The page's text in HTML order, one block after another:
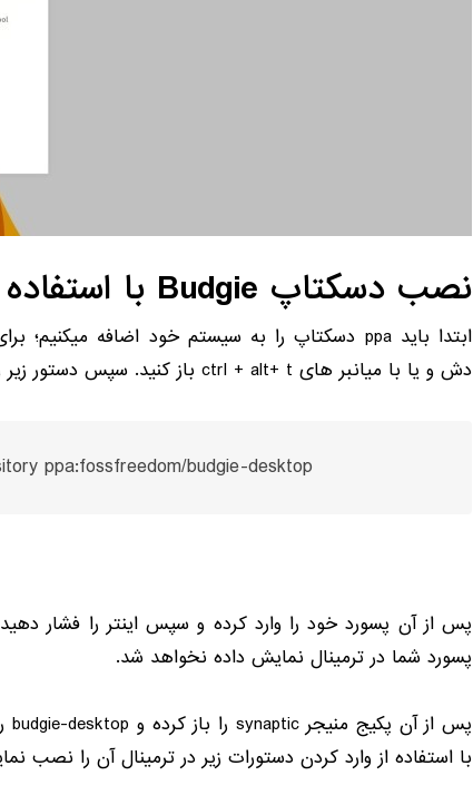
نصب دسکتاپ Budgie با استفاده
ابتدا بایدppa دسکتاپ را به سیستم خود اضافه میکنیم؛ برای
دش و یا با میانبر های ctrl + alt+ t باز کنید. سپس دستور زیر
ppa:fossfreedom/budgie-desktop
پس از آن پسورد خود را وارد کرده و سپس اینتر را فشار
پسورد شما در ترمینال نمایش داده نخواهد شد.
پس از آن پکیج منیجرsynaptic را باز کرده و budgie-desktop
با استفاده از وارد کردن دستورات زیر در ترمینال آن را نصب